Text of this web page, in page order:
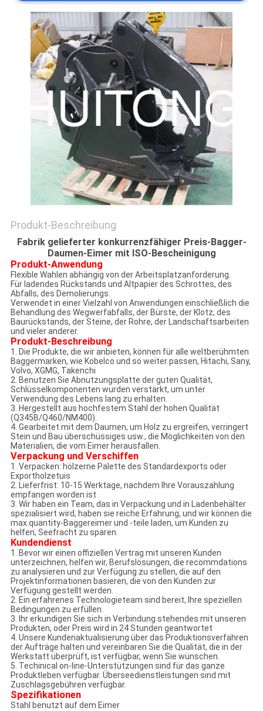
SEITENVERZEICHNIS
DATENSCHUTZ-
BESTIMMUNGEN
Produkt-Beschreibung
Fabrik gelieferter konkurrenzfähiger Preis-Bagger-
Daumen-Eimer mit ISO-Bescheinigung
Produkt-Anwendung
Flexible Wahlen abhängig von der Arbeitsplatzanforderung.
Für ladendes Rückstands und Altpapier des Schrottes, des
Abfalls, des Demolierungs.
Verwendet in einer Vielzahl von Anwendungen einschließlich die
Behandlung des Wegwerfabfalls, der Bürste, der Klotz, des
Baurückstands, der Steine, der Rohre, der Landschaftsarbeiten
und vieler anderer.
Produkt-Beschreibung
1. Die Produkte, die wir anbieten, können für alle weltberühmten
Baggermarken, wie Kobelco und so weiter passen, Hitachi, Sany,
Volvo, XGMG, Takenchi
2. Benutzen Sie Abnutzungsplatte der guten Qualität,
Schlüsselkomponenten wurden verstärkt, um unter
Verwendung des Lebens lang zu erhalten.
3. Hergestellt aus hochfestem Stahl der hohen Qualität
(Q345B/Q460/NM400).
4. Gearbeitet mit dem Daumen, um Holz zu ergreifen, verringert
Stein und Bau überschüssiges usw., die Möglichkeiten von den
Materialien, die vom Eimer herausfallen.
Verpackung und Verschiffen
1. Verpacken: hölzerne Palette des Standardexports oder
Exportholzetuis
2. Lieferfrist: 10-15 Werktage, nachdem Ihre Vorauszahlung
empfangen worden ist
3. Wir haben ein Team, das in Verpackung und in Ladenbehälter
spezialisiert wird, haben sie reiche Erfahrung, und wir können die
max.quantity-Baggereimer und -teile laden, um Kunden zu
helfen, Seefracht zu sparen.
Kundendienst
1. Bevor wir einen offiziellen Vertrag mit unseren Kunden
unterzeichnen, helfen wir, Berufslösungen, die recommdations
zu analysieren und zur Verfügung zu stellen, die auf den
Projektinformationen basieren, die von den Kunden zur
Verfügung gestellt werden.
2. Ein erfahrenes Technologieteam sind bereit, Ihre speziellen
Bedingungen zu erfüllen.
3. Ihr erkundigen Sie sich in Verbindung stehendes mit unseren
Produkten, oder Preis wird in 24 Stunden geantwortet
4. Unsere Kundenaktualisierung über das Produktionsverfahren
der Aufträge halten und vereinbaren Sie die Qualität, die in der
Werkstatt überprüft, ist verfügbar, wenn Sie wünschen.
5. Techinical on-line-Unterstützungen sind für das ganze
Produktleben verfügbar. Überseedienstleistungen sind mit
Zuschlagsgebühren verfügbar.
Spezifikationen
Stahl benutzt auf dem Eimer